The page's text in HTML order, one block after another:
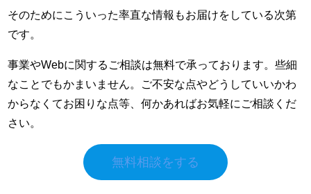
そのためにこういった率直な情報もお届けをしている次第
です。
事業やWebに関するご相談は無料で承っております。些細
なことでもかまいません。ご不安な点やどうしていいかわ
からなくてお困りな点等、何かあればお気軽にご相談くだ
さい。
無料相談をする